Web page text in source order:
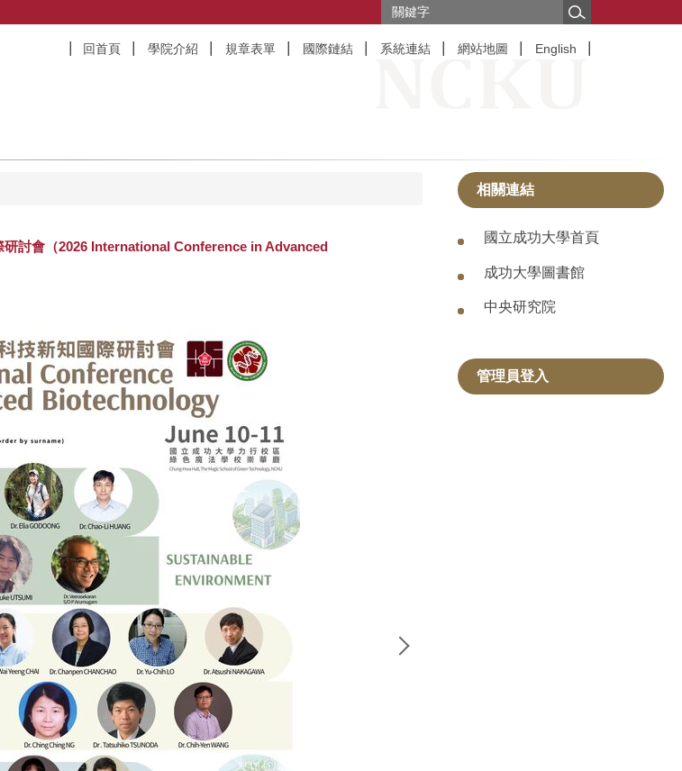
回首頁 學院介紹 規章表單 國際鏈結 系統連結 網站地圖 English
研討會（2026 International Conference in Advanced
相關連結
國立成功大學首頁
成功大學圖書館
中央研究院
管理員登入